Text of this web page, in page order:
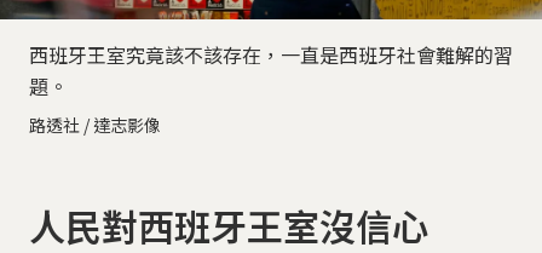
西班牙王室究竟該不該存在，一直是西班牙社會難解的習
題。
路透社 / 達志影像
人民對西班牙王室沒信心